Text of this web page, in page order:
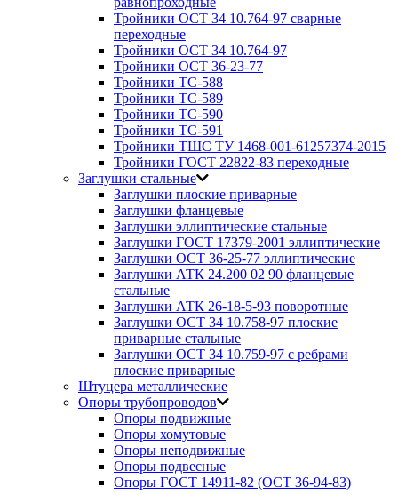
Тройники ОСТ 34 10.764-97 сварные
переходные
Тройники ОСТ 34 10.764-97
Тройники ОСТ 36-23-77
Тройники ТС-588
Тройники ТС-589
Тройники ТС-590
Тройники ТС-591
Тройники ТШС ТУ 1468-001-61257374-2015
Тройники ГОСТ 22822-83 переходные
Заглушки стальные
Заглушки плоские приварные
Заглушки фланцевые
Заглушки эллиптические стальные
Заглушки ГОСТ 17379-2001 эллиптические
Заглушки ОСТ 36-25-77 эллиптические
Заглушки АТК 24.200 02 90 фланцевые
стальные
Заглушки АТК 26-18-5-93 поворотные
Заглушки ОСТ 34 10.758-97 плоские
приварные стальные
Заглушки ОСТ 34 10.759-97 с ребрами
плоские приварные
Штуцера металлические
Опоры трубопроводов
Опоры подвижные
Опоры хомутовые
Опоры неподвижные
Опоры подвесные
Опоры ГОСТ 14911-82 (ОСТ 36-94-83)